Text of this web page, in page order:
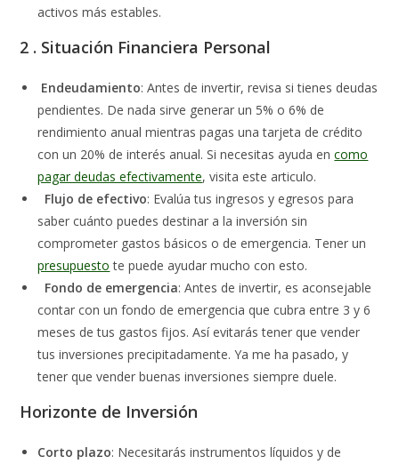
activos más estables.
2 . Situación Financiera Personal
Endeudamiento: Antes de invertir, revisa si tienes deudas
pendientes. De nada sirve generar un 5% o 6% de
rendimiento anual mientras pagas una tarjeta de crédito
con un 20% de interés anual. Si necesitas ayuda encomo
pagar deudas efectivamente, visita este articulo.
Flujo de efectivo: Evalúa tus ingresos y egresos para
saber cuánto puedes destinar a la inversión sin
comprometer gastos básicos o de emergencia. Tener un
presupuesto te puede ayudar mucho con esto.
Fondo de emergencia: Antes de invertir, es aconsejable
contar con un fondo de emergencia que cubra entre 3 y 6
meses de tus gastos fijos. Así evitarás tener que vender
tus inversiones precipitadamente. Ya me ha pasado, y
tener que vender buenas inversiones siempre duele.
Horizonte de Inversión
Corto plazo: Necesitarás instrumentos líquidos y de